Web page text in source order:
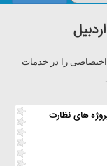
اختصاصی را در خدمات
های نظارت